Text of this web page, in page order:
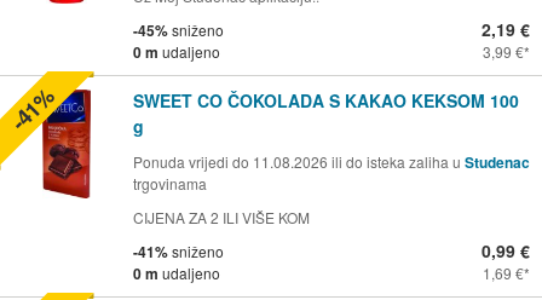
-45%sniženo
0 m udaljeno
2,19 €
3,99 €
SWEET CO ČOKOLADA S KAKAO KEKSOM 100
g
Ponuda vrijedi do 11.08.2026 ili do isteka zaliha u Studenac
trgovinama
CIJENA ZA 2 ILI VIŠE KOM
-41%sniženo
0 m udaljeno
0,99 €
1,69 €
-41%